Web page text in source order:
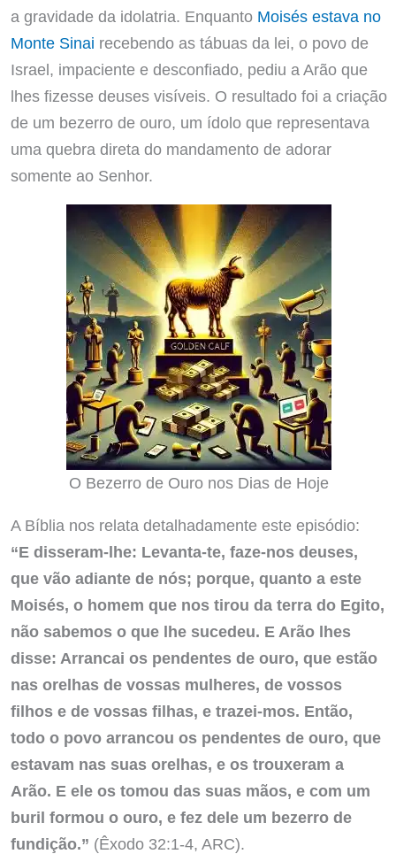
a gravidade da idolatria. Enquanto Moisés estava no
Monte Sinai recebendo as tábuas da lei, o povo de
Israel, impaciente e desconfiado, pediu a Arão que
lhes fizesse deuses visíveis. O resultado foi a criação
de um bezerro de ouro, um ídolo que representava
uma quebra direta do mandamento de adorar
somente ao Senhor.
O Bezerro de Ouro nos Dias de Hoje
A Bíblia nos relata detalhadamente este episódio:
“E disseram-lhe: Levanta-te, faze-nos deuses,
que vão adiante de nós; porque, quanto a este
Moisés, o homem que nos tirou da terra do Egito,
não sabemos o que lhe sucedeu. E Arão lhes
disse: Arrancai os pendentes de ouro, que estão
nas orelhas de vossas mulheres, de vossos
filhos e de vossas filhas, e trazei-mos. Então,
todo o povo arrancou os pendentes de ouro, que
estavam nas suas orelhas, e os trouxeram a
Arão. E ele os tomou das suas mãos, e com um
buril formou o ouro, e fez dele um bezerro de
fundição.” (Êxodo 32:1-4, ARC).